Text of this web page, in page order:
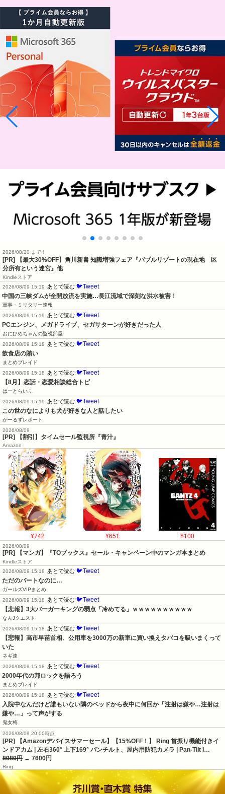
2026/08/20 まで！
[PR]
【最大30%OFF】角川新書 知識増強フェア『バブルリゾートの現在地 区
分所有という迷宮』他
Kindleストア
2026/08/09 15:19
あとで読む 🐦Tweet
中国の三峡ダムが全開放流を実施…長江流域で深刻な洪水被害！
軍事・ミリタリー速報
2026/08/09 15:19
あとで読む 🐦Tweet
PCエンジン、メガドライブ、セガサターンが好きだった人
おにひめちゃんの監視部屋
2026/08/09 15:18
あとで読む 🐦Tweet
飲食店の賄い
まとめブレイド
2026/08/09 15:18
あとで読む 🐦Tweet
【8月】恋話・恋愛相談総合トピ
はーとらいふ
2026/08/09 15:19
あとで読む 🐦Tweet
この世のなによりも犬が好きな人と話したい
がーるずレポート
2026/08/09
[PR] 【割引】タイムセール監視所『青汁』
Amazon
¥742 ¥651 ¥100
2026/08/09
[PR] 【マンガ】『TOブックス』セール・キャンペーン中のマンガ本まとめ
Kindleストア
2026/08/09 15:18
あとで読む 🐦Tweet
ただのパートなのに…
ガールズVIPまとめ
2026/08/09 15:18
あとで読む 🐦Tweet
【悲報】3大バーガーキングの弱点「冷めてる」ｗｗｗｗｗｗｗｗｗｗ
なんJクエスト
2026/08/09 15:18
あとで読む 🐦Tweet
【悲報】高市早苗首相、公用車を3000万の新車に買い換えタバコを吸いまくって
いた
ネギ速
2026/08/09 15:18
あとで読む 🐦Tweet
2000年代の邦ロックを語ろう
まとめブレイド
2026/08/09 15:18
あとで読む 🐦Tweet
入院中なんだけど誰もいない隣のベッドから夜中に何回か「注射は嫌や…注射は
嫌や…」って声がする
鬼女梅
2026/08/09 20:00時点
[PR] 【Amazonデバイスサマーセール】【15%OFF！】 Ring 首振り機能付きイ
ンドアカム | 左右360° 上下169° パンチルト、屋内用防犯カメラ | Pan-Tilt I…
8980円 → 7600円
Ring